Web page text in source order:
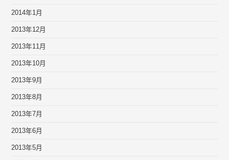
2014年1月
2013年12月
2013年11月
2013年10月
2013年9月
2013年8月
2013年7月
2013年6月
2013年5月